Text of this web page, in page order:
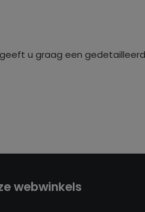
u graag een
webwinkels